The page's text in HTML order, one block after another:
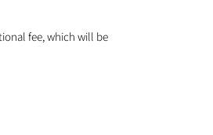
fee, which will be